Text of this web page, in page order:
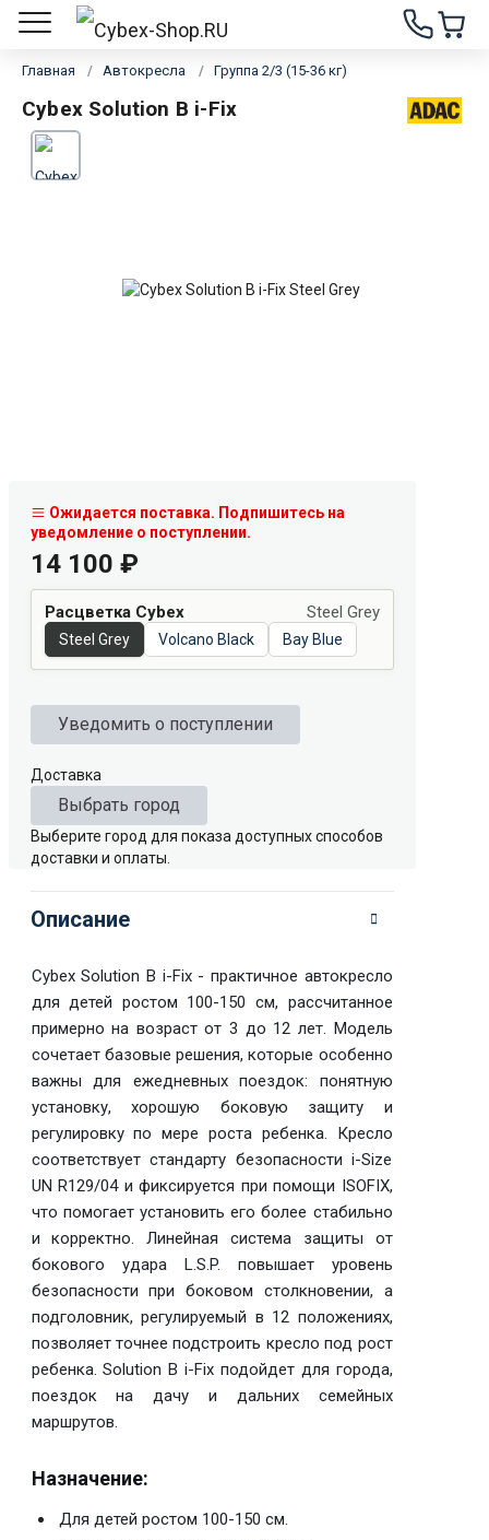
Главная Автокресла Группа 2/3 (15-36 кг)
Cybex Solution B i-Fix
Ожидается поставка. Подпишитесь на
уведомление о поступлении.
14 100 ₽
Расцветка Cybex Steel Grey
Steel Grey Volcano Black Bay Blue
Уведомить о поступлении
Доставка
Выбрать город
Выберите город для показа доступных способов
доставки и оплаты.
Описание
Cybex Solution B i-Fix - практичное автокресло
для детей ростом 100-150 см, рассчитанное
примерно на возраст от 3 до 12 лет. Модель
сочетает базовые решения, которые особенно
важны для ежедневных поездок: понятную
установку, хорошую боковую защиту и
регулировку по мере роста ребенка. Кресло
соответствует стандарту безопасности i-Size
UN R129/04 и фиксируется при помощи ISOFIX,
что помогает установить его более стабильно
и корректно. Линейная система защиты от
бокового удара L.S.P. повышает уровень
безопасности при боковом столкновении, а
подголовник, регулируемый в 12 положениях,
позволяет точнее подстроить кресло под рост
ребенка. Solution B i-Fix подойдет для города,
поездок на дачу и дальних семейных
маршрутов.
Назначение:
Для детей ростом 100-150 см.